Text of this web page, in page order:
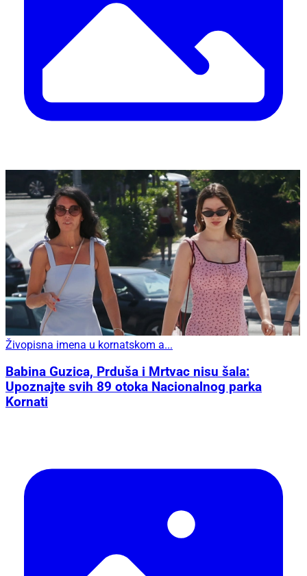
Živopisna imena u kornatskom a...
Babina Guzica, Prduša i Mrtvac nisu šala:
Upoznajte svih 89 otoka Nacionalnog parka
Kornati